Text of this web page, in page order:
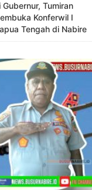
Tumiran
Konferwil I
Tengah di Nabire